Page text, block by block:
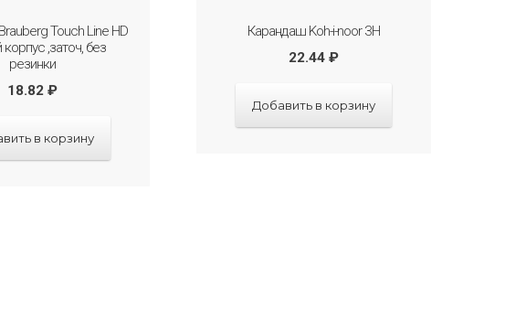
Touch Line HD
,заточ, без
резинки
18.82 ₽
в корзину
Карандаш Koh-i-noor 3H
22.44 ₽
Добавить в корзину